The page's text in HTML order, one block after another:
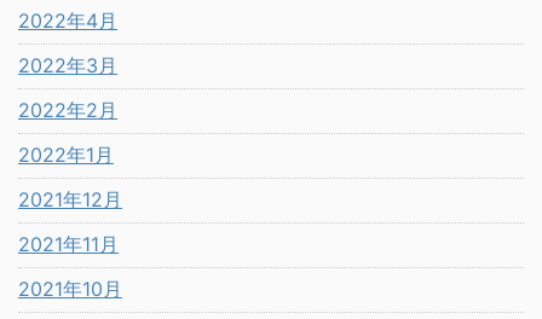
2022年4月
2022年3月
2022年2月
2022年1月
2021年12月
2021年11月
2021年10月